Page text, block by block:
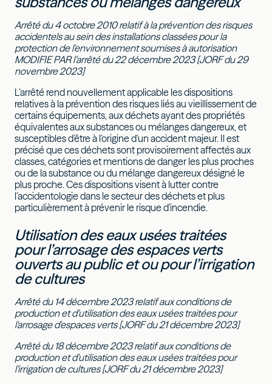
Arrêté du 4 octobre 2010 relatif à la prévention des risques
accidentels au sein des installations classées pour la
protection de l'environnement soumises à autorisation
MODIFIE PAR l’arrêté du 22 décembre 2023 [JORF du 29
novembre 2023]
L’arrêté rend nouvellement applicable les dispositions
relatives à la prévention des risques liés au vieillissement de
certains équipements, aux déchets ayant des propriétés
équivalentes aux substances ou mélanges dangereux, et
susceptibles d'être à l'origine d'un accident majeur. Il est
précisé que ces déchets sont provisoirement affectés aux
classes, catégories et mentions de danger les plus proches
ou de la substance ou du mélange dangereux désigné le
plus proche. Ces dispositions visent à lutter contre
l’accidentologie dans le secteur des déchets et plus
particulièrement à prévenir le risque d'incendie.
Utilisation des eaux usées traitées
pour l’arrosage des espaces verts
ouverts au public et ou pour l’irrigation
de cultures
Arrêté du 14 décembre 2023 relatif aux conditions de
production et d'utilisation des eaux usées traitées pour
l'arrosage d'espaces verts [JORF du 21 décembre 2023]
Arrêté du 18 décembre 2023 relatif aux conditions de
production et d'utilisation des eaux usées traitées pour
l'irrigation de cultures [JORF du 21 décembre 2023]